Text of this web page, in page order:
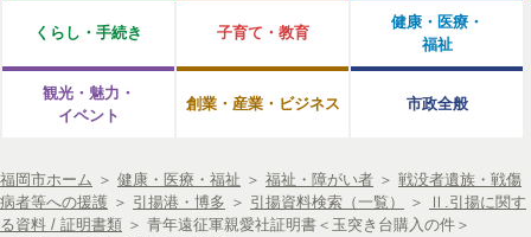
くらし・手続き 子育て・教育
健康・医療・
福祉
観光・魅力・
イベント
創業・産業・ビジネス 市政全般
福岡市ホーム ＞ 健康・医療・福祉 ＞ 福祉・障がい者 ＞ 戦没者遺族・戦傷
病者等への援護 ＞ 引揚港・博多 ＞ 引揚資料検索（一覧） ＞
Ⅱ.引揚に関す
る資料 / 証明書類 ＞ 青年遠征軍親愛社証明書＜玉突き台購入の件＞